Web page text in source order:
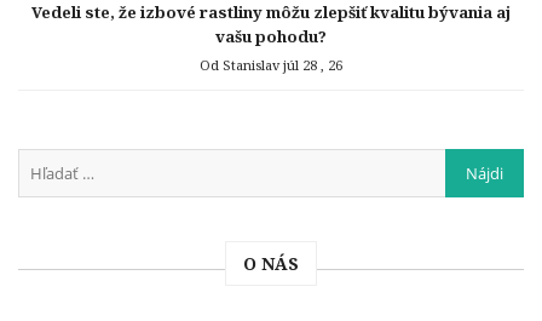
Vedeli ste, že izbové rastliny môžu zlepšiť kvalitu bývania aj
vašu pohodu?
Od Stanislavjúl 28 , 26
O NÁS